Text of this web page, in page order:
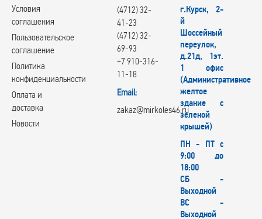
Условия
соглашения
Пользовательское
соглашение
Политика
конфиденциальности
Оплата и
доставка
Новости
(4712) 32-
41-23
(4712) 32-
69-93
+7 910-316-
11-18
Email:
zakaz@mirkoles46.ru
г.Курск, 2-
й
Шоссейный
переулок,
д.21д, 1эт.
1 офис
(Административное
желтое
здание с
зеленой
крышей)
ПН - ПТ с
9:00 до
18:00
СБ -
Выходной
ВС -
Выходной